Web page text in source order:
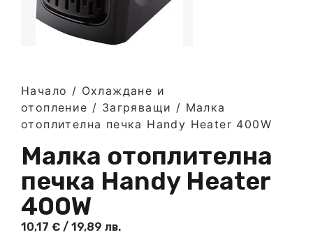
Начало / Охлаждане и
отопление / Загряващи / Малка
отоплителна печка Handy Heater 400W
Малка отоплителна
печка Handy Heater
400W
10,17 € / 19,89 лв.